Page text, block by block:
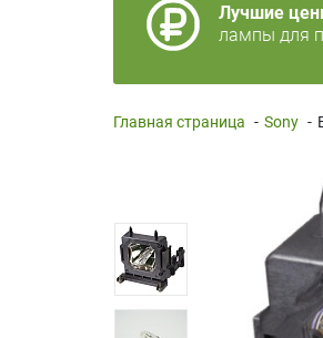
Лучшие
лампы для
Главная страница - Sony -